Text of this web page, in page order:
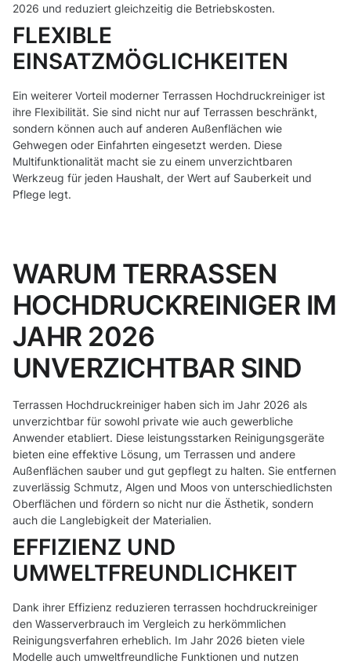
2026 und reduziert gleichzeitig die Betriebskosten.
FLEXIBLE
EINSATZMÖGLICHKEITEN
Ein weiterer Vorteil moderner Terrassen Hochdruckreiniger ist
ihre Flexibilität. Sie sind nicht nur auf Terrassen beschränkt,
sondern können auch auf anderen Außenflächen wie
Gehwegen oder Einfahrten eingesetzt werden. Diese
Multifunktionalität macht sie zu einem unverzichtbaren
Werkzeug für jeden Haushalt, der Wert auf Sauberkeit und
Pflege legt.
WARUM TERRASSEN
HOCHDRUCKREINIGER IM
JAHR 2026
UNVERZICHTBAR SIND
Terrassen Hochdruckreiniger haben sich im Jahr 2026 als
unverzichtbar für sowohl private wie auch gewerbliche
Anwender etabliert. Diese leistungsstarken Reinigungsgeräte
bieten eine effektive Lösung, um Terrassen und andere
Außenflächen sauber und gut gepflegt zu halten. Sie entfernen
zuverlässig Schmutz, Algen und Moos von unterschiedlichsten
Oberflächen und fördern so nicht nur die Ästhetik, sondern
auch die Langlebigkeit der Materialien.
EFFIZIENZ UND
UMWELTFREUNDLICHKEIT
Dank ihrer Effizienz reduzieren terrassen hochdruckreiniger
den Wasserverbrauch im Vergleich zu herkömmlichen
Reinigungsverfahren erheblich. Im Jahr 2026 bieten viele
Modelle auch umweltfreundliche Funktionen und nutzen